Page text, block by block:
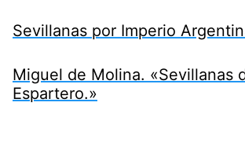
Sevillanas por Imperio
Miguel de Molina. «Sevillanas
Espartero.»